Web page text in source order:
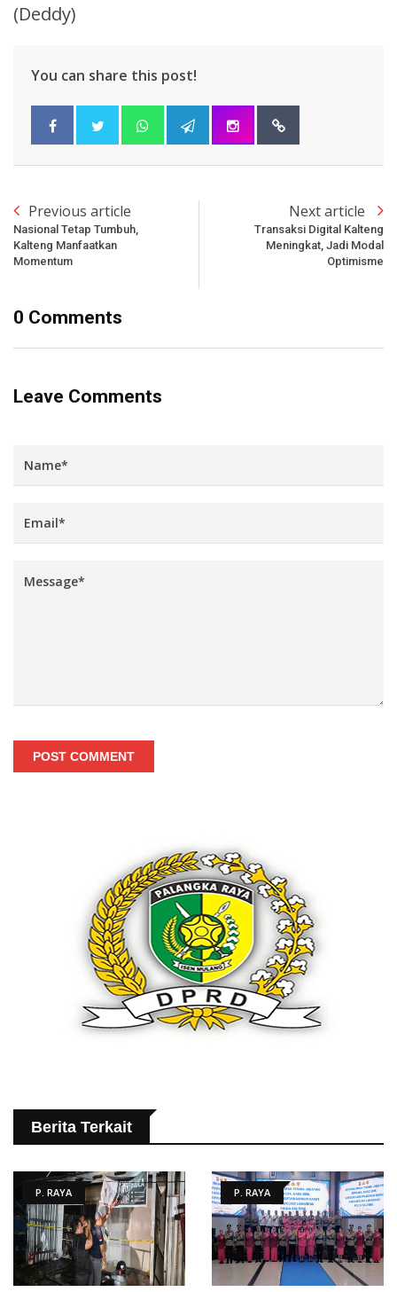
(Deddy)
You can share this post!
Previous article
Nasional Tetap Tumbuh,
Kalteng Manfaatkan
Momentum
Next article
Transaksi Digital Kalteng
Meningkat, Jadi Modal
Optimisme
0 Comments
Leave Comments
POST COMMENT
Berita Terkait
P. RAYA P. RAYA